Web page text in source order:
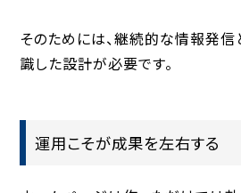
そのためには、継続的な情報発
識した設計が必要です。
運用こそが成果を左右する